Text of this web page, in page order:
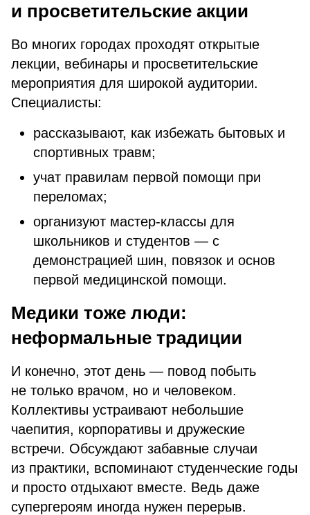
и просветительские акции
Во многих городах проходят открытые
лекции, вебинары и просветительские
мероприятия для широкой аудитории.
Специалисты:
рассказывают, как избежать бытовых и
спортивных травм;
учат правилам первой помощи при
переломах;
организуют мастер-классы для
школьников и студентов — с
демонстрацией шин, повязок и основ
первой медицинской помощи.
Медики тоже люди:
неформальные традиции
И конечно, этот день — повод побыть
не только врачом, но и человеком.
Коллективы устраивают небольшие
чаепития, корпоративы и дружеские
встречи. Обсуждают забавные случаи
из практики, вспоминают студенческие годы
и просто отдыхают вместе. Ведь даже
супергероям иногда нужен перерыв.